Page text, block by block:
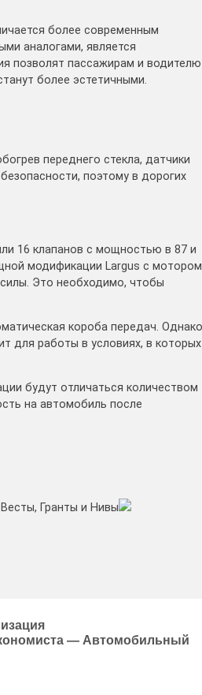
более современным
аналогами, является
позволят пассажирам и водителю
более эстетичными.
переднего стекла, датчики
поэтому в дорогих
16 клапанов с мощностью в 87 и
модификации Largus с мотором
Это необходимо, чтобы
короба передач. Однако
для работы в условиях, в которых
будут отличаться количеством
на автомобиль после
Гранты и Нивы
— Автомобильный